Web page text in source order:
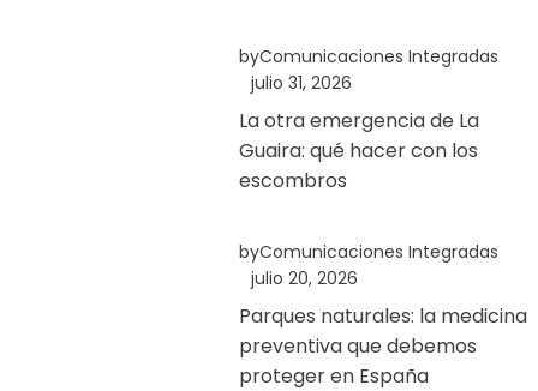
byComunicaciones Integradas
julio 31, 2026
La otra emergencia de La
Guaira: qué hacer con los
escombros
byComunicaciones Integradas
julio 20, 2026
Parques naturales: la medicina
preventiva que debemos
proteger en España